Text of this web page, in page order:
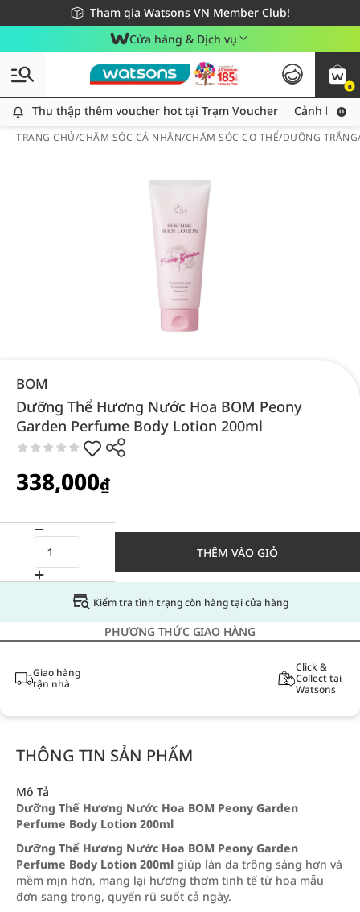
Tham gia Watsons VN Member Club!
Miễn phí giao hàng cho đơn hàng từ 249,000Đ
Giao hàng nhanh 24h - Áp dụng khu vực TP. Hồ Chí Minh
Cửa hàng & Dịch vụ
0
Thu thập thêm voucher hot tại Trạm Voucher
Thu thập thêm voucher hot tại Trạm Voucher Cảnh báo
TRANG CHỦ/CHĂM SÓC CÁ NHÂN/CHĂM SÓC CƠ THỂ/DƯỠNG TRẮNG
BOM
Dưỡng Thể Hương Nước Hoa BOM Peony
Garden Perfume Body Lotion 200ml
338,000₫
THÊM VÀO GIỎ
Kiểm tra tình trạng còn hàng tại cửa hàng
PHƯƠNG THỨC GIAO HÀNG
Giao hàng
tận nhà
Click &
Collect tại
Watsons
THÔNG TIN SẢN PHẨM
Mô Tả
Dưỡng Thể Hương Nước Hoa BOM Peony Garden
Perfume Body Lotion 200ml
Dưỡng Thể Hương Nước Hoa BOM Peony Garden
Perfume Body Lotion 200ml giúp làn da trông sáng hơn và
mềm mịn hơn, mang lại hương thơm tinh tế từ hoa mẫu
đơn sang trọng, quyến rũ suốt cả ngày.